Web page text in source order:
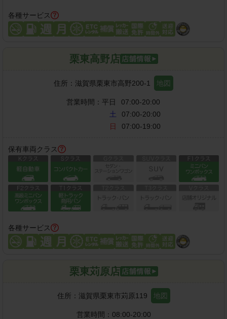
各種サービス
栗東高野店
住所： 滋賀県栗東市高野200-1 地図
営業時間： 平日
07:00-20:00
土
07:00-20:00
日
07:00-19:00
保有車両クラス
各種サービス
栗東苅原店
住所： 滋賀県栗東市苅原119 地図
営業時間： 08:00-20:00